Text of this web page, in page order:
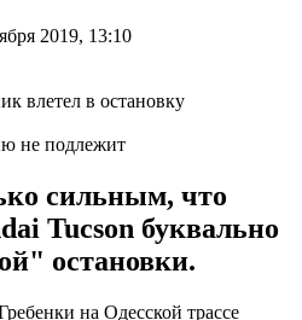
2019, 13:10
не подлежит
сильным, что
Tucson буквально
остановки.
на Одесской трассе